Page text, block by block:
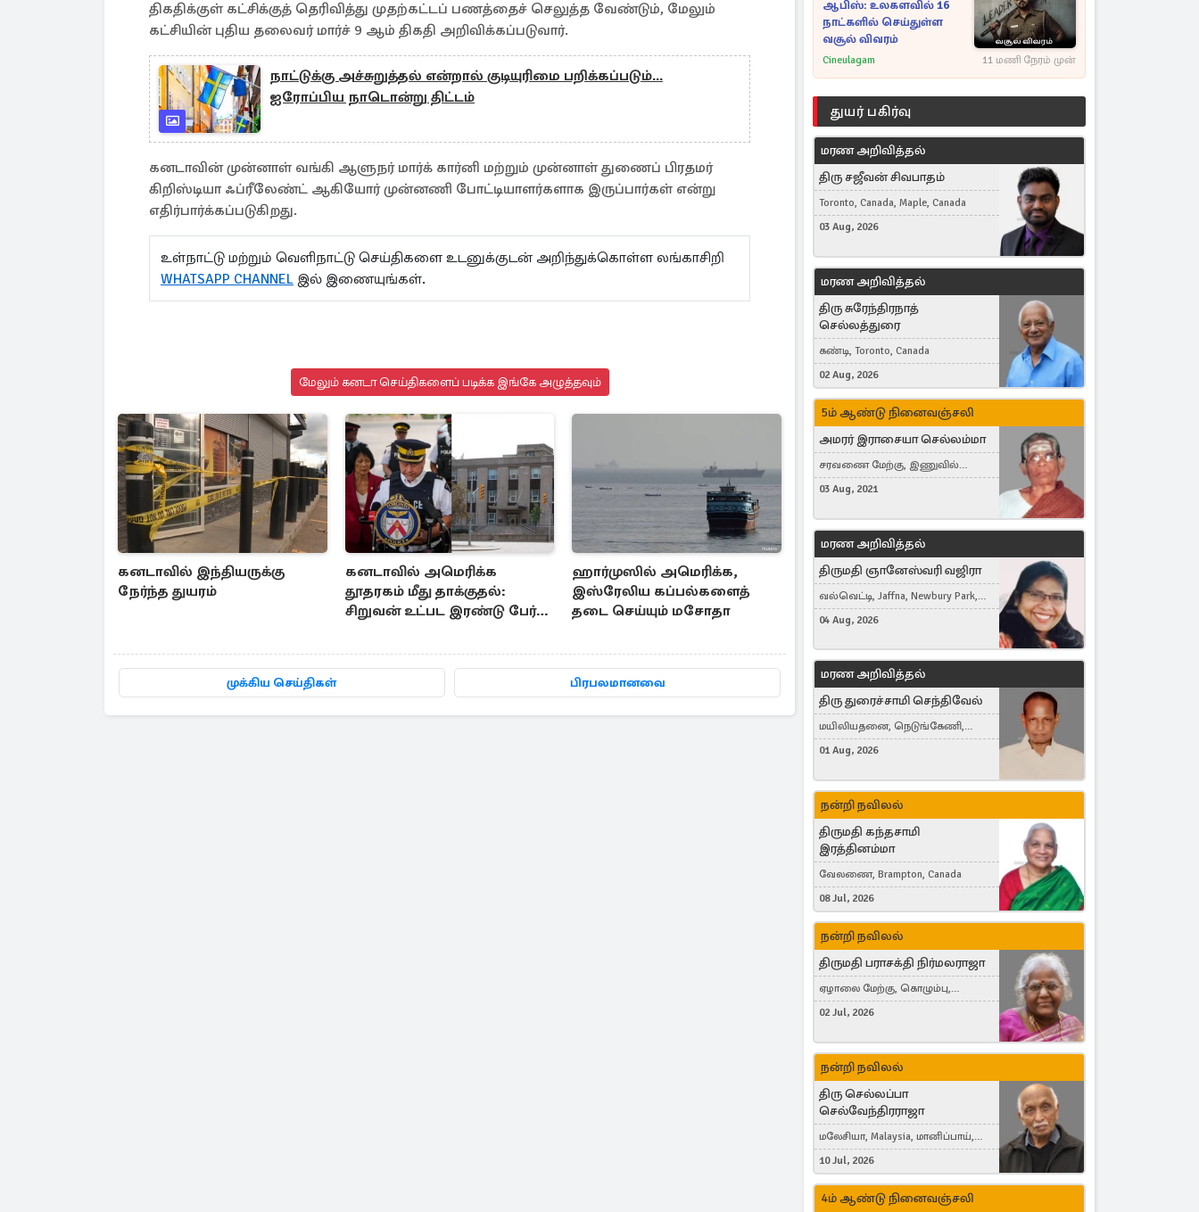
திகதிக்குள் கட்சிக்குத் தெரிவித்து முதற்கட்டப் பணத்தைச் செலுத்த வேண்டும், மேலும்
கட்சியின் புதிய தலைவர் மார்ச் 9 ஆம் திகதி அறிவிக்கப்படுவார்.
நாட்டுக்கு அச்சுறுத்தல் என்றால் குடியுரிமை பறிக்கப்படும்...
ஐரோப்பிய நாடொன்று திட்டம்
கனடாவின் முன்னாள் வங்கி ஆளுநர் மார்க் கார்னி மற்றும் முன்னாள் துணைப் பிரதமர்
கிறிஸ்டியா ஃப்ரீலேண்ட் ஆகியோர் முன்னணி போட்டியாளர்களாக இருப்பார்கள் என்று
எதிர்பார்க்கப்படுகிறது.
உள்நாட்டு மற்றும் வெளிநாட்டு செய்திகளை உடனுக்குடன் அறிந்துக்கொள்ள லங்காசிறி
WHATSAPP CHANNEL இல் இணையுங்கள்.
மேலும் கனடா செய்திகளைப் படிக்க இங்கே அழுத்தவும்
கனடாவில் இந்தியருக்கு
நேர்ந்த துயரம்
கனடாவில் அமெரிக்க
தூதரகம் மீது தாக்குதல்:
சிறுவன் உட்பட இரண்டு பேர்
ஹார்முஸில் அமெரிக்க,
இஸ்ரேலிய கப்பல்களைத்
தடை செய்யும் மசோதா
முக்கிய செய்திகள் பிரபலமானவை
ஆபிஸ்: உலகளவில் 16
நாட்களில் செய்துள்ள
வசூல் விவரம்
Cineulagam 11 மணி நேரம் முன்
துயர் பகிர்வு
மரண அறிவித்தல்
திரு சஜீவன் சிவபாதம்
Toronto, Canada, Maple, Canada
03 Aug, 2026
மரண அறிவித்தல்
திரு சுரேந்திரநாத்
செல்லத்துரை
கண்டி, Toronto, Canada
02 Aug, 2026
5ம் ஆண்டு நினைவஞ்சலி
அமரர் இராசையா செல்லம்மா
சரவணை மேற்கு, இணுவில்
கிழக்கு
03 Aug, 2021
மரண அறிவித்தல்
திருமதி ஞானேஸ்வரி வஜிரா
வல்வெட்டி, Jaffna, Newbury Park,
United Kingdom
04 Aug, 2026
மரண அறிவித்தல்
திரு துரைச்சாமி செந்திவேல்
மயிலியதனை, நெடுங்கேணி,
கம்பர்மலை
01 Aug, 2026
நன்றி நவிலல்
திருமதி கந்தசாமி
இரத்தினம்மா
வேலணை, Brampton, Canada
08 Jul, 2026
நன்றி நவிலல்
திருமதி பராசக்தி நிர்மலராஜா
ஏழாலை மேற்கு, கொழும்பு,
தங்காலை, London, United Kingdom
02 Jul, 2026
நன்றி நவிலல்
திரு செல்லப்பா
செல்வேந்திரராஜா
மலேசியா, Malaysia, மானிப்பாய்,
Duisburg, Germany, London, United
Kingdom
10 Jul, 2026
4ம் ஆண்டு நினைவஞ்சலி